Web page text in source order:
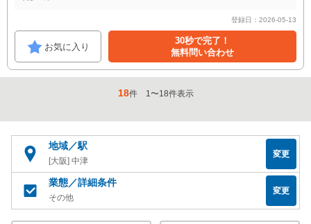
登録日：2026-05-13
お気に入り
30秒で完了！
無料問い合わせ
18件 1〜18件表示
地域／駅
[大阪] 中津
変更
業態／詳細条件
その他
変更